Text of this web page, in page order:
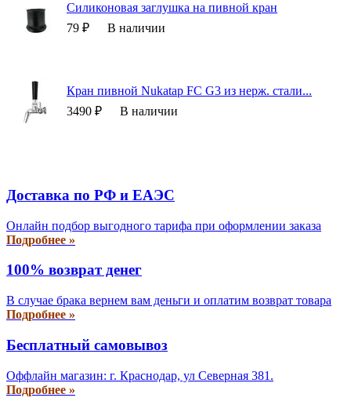
Силиконовая заглушка на пивной кран
79 ₽
В наличии
Кран пивной Nukatap FC G3 из нерж. стали...
3490 ₽
В наличии
Доставка по РФ и EAЭС
Онлайн подбор выгодного тарифа при оформлении заказа
Подробнее »
100% возврат денег
В случае брака вернем вам деньги и оплатим возврат товара
Подробнее »
Бесплатный самовывоз
Оффлайн магазин: г. Краснодар, ул Северная 381.
Подробнее »